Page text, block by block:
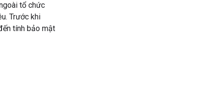
tổ chức
Trước khi
tính bảo mật